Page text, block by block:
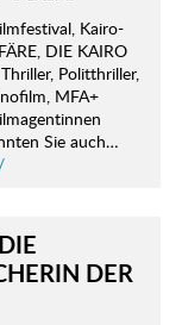
Kairo-
DIE KAIRO
Politthriller,
MFA+
Sie auch…
DER